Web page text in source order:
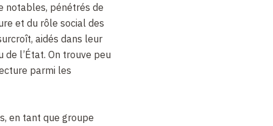
notables, pénétrés de
et du rôle social des
aidés dans leur
de l’État. On trouve peu
parmi les
en tant que groupe